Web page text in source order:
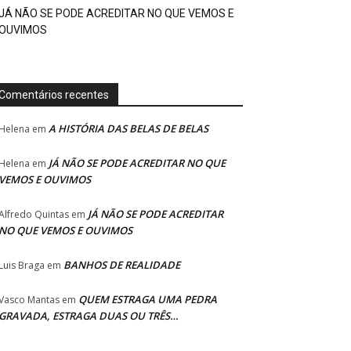
NÃO SE PODE ACREDITAR NO QUE VEMOS E
recentes
em A HISTÓRIA DAS BELAS DE BELAS
em JÁ NÃO SE PODE ACREDITAR NO QUE
E OUVIMOS
Quintas em JÁ NÃO SE PODE ACREDITAR
QUE VEMOS E OUVIMOS
Braga em BANHOS DE REALIDADE
Mantas em QUEM ESTRAGA UMA PEDRA
ESTRAGA DUAS OU TRÊS…